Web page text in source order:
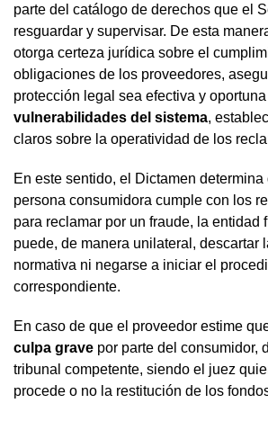
parte del catálogo de derechos que el
resguardar y supervisar. De esta
otorga certeza jurídica sobre el
obligaciones de los proveedores,
protección legal sea efectiva y
vulnerabilidades del sistema,
claros sobre la operatividad de los
En este sentido, el Dictamen determina
persona consumidora cumple con los
para reclamar por un fraude, la entidad
puede, de manera unilateral, descartar
normativa ni negarse a iniciar el
correspondiente.
En caso de que el proveedor estime
culpa grave por parte del consumidor,
tribunal competente, siendo el juez
procede o no la restitución de los